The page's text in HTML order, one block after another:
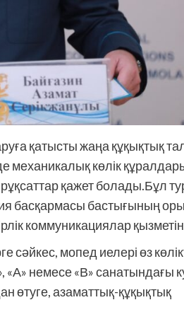
қатысты жаңа құқықтық
механикалық көлік
рұқсаттар қажет болады.Бұл
басқармасы бастығының
коммуникациялар
сәйкес, мопед иелері өз
«А» немесе «В» санатындағы
өтуге, азаматтық-құқықтық